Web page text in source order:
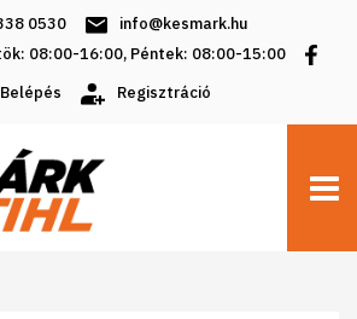
0530
info@kesmark.hu
08:00-16:00, Péntek: 08:00-15:00
Belépés
Regisztráció